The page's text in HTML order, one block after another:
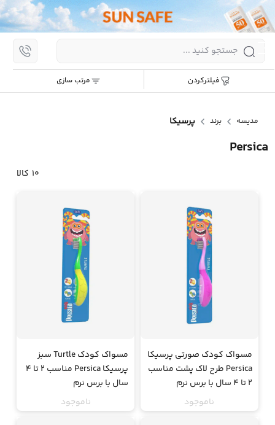
فیلترکردن مرتب سازی
پرش
مدیسه برند پرسیکا
Persica
مرتب سازی:
جدیدترین ارزان ترین گران ترین
10 کالا
مسواک کودک صورتی پرسیکا
Persica طرح لاک پشت مناسب
2 تا 4 سال با برس نرم
ناموجود
مسواک کودک Turtle سبز
پرسیکا Persica مناسب 2 تا 4
سال با برس نرم
ناموجود